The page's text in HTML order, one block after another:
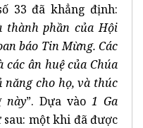
33 đã khẳng định:
thành phần của Hội
báo Tin Mừng. Các
ân huệ của Chúa
năng cho họ, và thúc
này”. Dựa vào 1 Ga
một khi đã được